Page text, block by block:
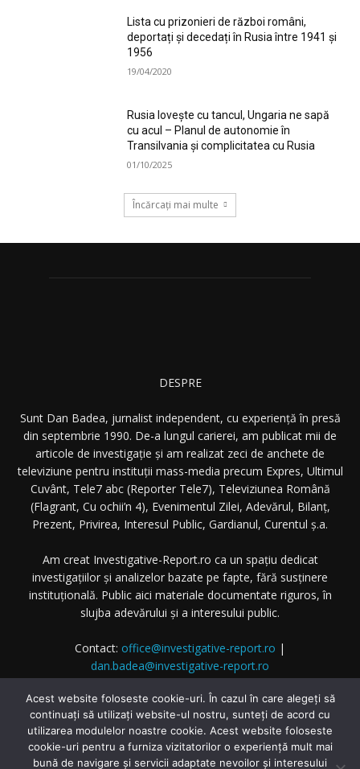
Lista cu prizonieri de război români,
deportați și decedați în Rusia între 1941 și
1956
19/04/2020
Rusia lovește cu tancul, Ungaria ne sapă
cu acul – Planul de autonomie în
Transilvania și complicitatea cu Rusia
01/10/2025
Încărcați mai multe
DESPRE
Sunt Dan Badea, jurnalist independent, cu experiență în presă
din septembrie 1990. De-a lungul carierei, am publicat mii de
articole de investigație și am realizat zeci de anchete de
televiziune pentru instituții mass-media precum Expres, Ultimul
Cuvânt, Tele7 abc (Reporter Tele7), Televiziunea Română
(Flagrant, Cu ochii’n 4), Evenimentul Zilei, Adevărul, Bilanț,
Prezent, Privirea, Interesul Public, Gardianul, Curentul ș.a.
Am creat Investigative-Report.ro ca un spațiu dedicat
investigațiilor și analizelor bazate pe fapte, fără susținere
instituțională. Public aici materiale documentate riguros, în
slujba adevărului și a interesului public.
Contact: office@investigative-report.ro |
dan.badea@investigative-report.ro
© 2025 Investigative-Report.ro. Toate drepturile rezervate.
Acest website foloseste cookie-uri. În cazul în care alegeți să
continuați să utilizați website-ul nostru, sunteți de acord cu
utilizarea modulelor noastre cookie. Acest website foloseste
cookie-uri pentru a furniza vizitatorilor o experiență mult mai
bună de navigare și servicii adaptate nevoilor și interesului